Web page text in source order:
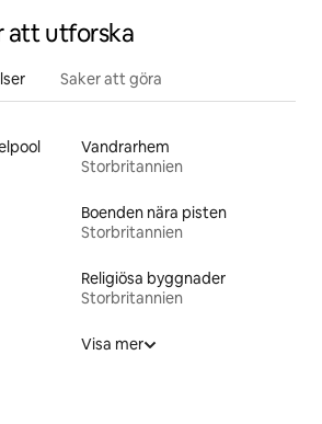
att utforska
Saker att göra
Vandrarhem
Storbritannien
Boenden nära pisten
Storbritannien
Religiösa byggnader
Storbritannien
Visa mer